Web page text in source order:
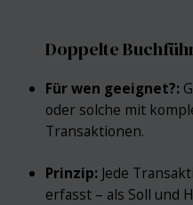
Doppelte
Für wen geeignet?:
oder solche mit
Transaktionen.
Prinzip: Jede
erfasst – als Soll und